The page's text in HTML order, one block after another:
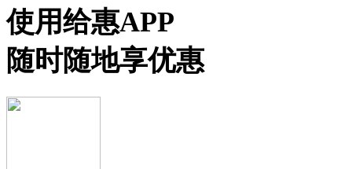
使用给惠APP
随时随地享优惠